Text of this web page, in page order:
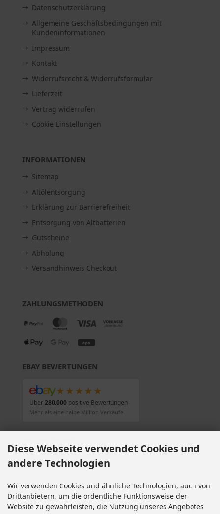
Datenschutzerklärung
Allgemeine Geschäftsbedingungen mit
Kundeninformationen
Impressum
Kontakt
Widerrufsrecht & Widerrufsformular
Lieferzeit
Vertrag widerrufen
Cookie Einstellungen
INFORMATIONEN
Sitemap
Altölentsorgung
Erklärung zur Barrierefreiheit
Entsorgung von Altbatterien
Gutscheine
Abholung
Versandhinweis Checkout
ZAHLUNGSMETHODEN
EBAY BEWERTUNGEN
★★★★★
Über280.000 positive Bewertungen
Mehr als eine halbe Million Verkäufe
Alle Preise inkl. gesetzl. MwSt. zzgl. Versandkosten . Die durchgestrichenen Preise
entsprechen dem bisherigen Preis bei Motorradteile & Motorrad Ersatzteile.
Motorradteile & Motorrad Ersatzteile © 2026 | Template © 2009-2026 by modified
Diese Webseite verwendet Cookies und
andere Technologien
Wir verwenden Cookies und ähnliche Technologien, auch von
Drittanbietern, um die ordentliche Funktionsweise der
Website zu gewährleisten, die Nutzung unseres Angebotes